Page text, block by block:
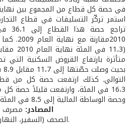
استمر تركّز التسليفات في قطاع
متأثرة بارتفاع القروض السكنية
التوالي. كذلك ارتفعت حصة كل من
وحصة الوساطة المالية إلى 8،5 في المئة من مجموع التسليفات.
المصادر: مصرف
الصحف (السفير، النهار، الأخبار)، مؤتمرات إقتصادية.